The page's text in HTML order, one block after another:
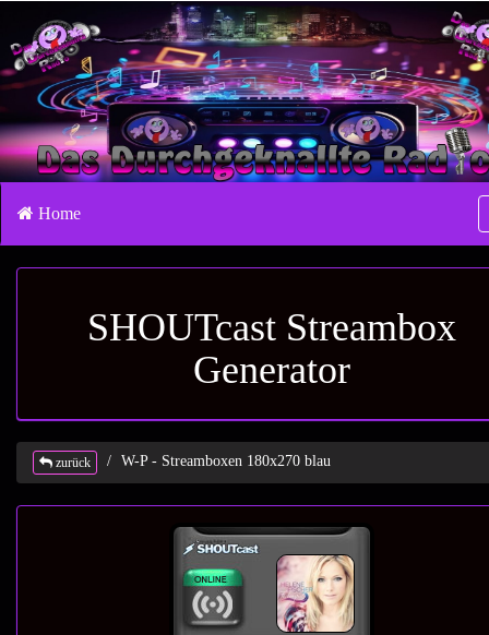
Home
SHOUTcast Streambox
Generator
zurück W-P - Streamboxen 180x270 blau